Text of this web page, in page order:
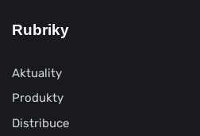
Rubriky
Aktuality
Produkty
Distribuce